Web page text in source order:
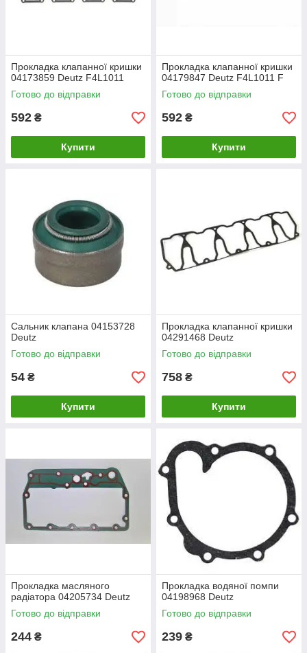
Прокладка клапанної кришки
04173859 Deutz F4L1011
Готово до відправки
592 ₴
Купити
Прокладка клапанної кришки
04179847 Deutz F4L1011 F
Готово до відправки
592 ₴
Купити
Сальник клапана 04153728
Deutz
Готово до відправки
54 ₴
Купити
Прокладка клапанної кришки
04291468 Deutz
Готово до відправки
758 ₴
Купити
Прокладка масляного
радіатора 04205734 Deutz
Готово до відправки
244 ₴
Прокладка водяної помпи
04198968 Deutz
Готово до відправки
239 ₴